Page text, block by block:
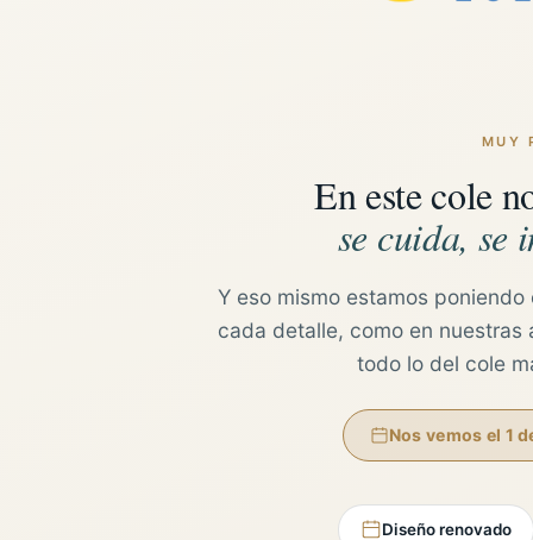
MUY
En este cole
se cuida, se
Y eso mismo estamos
cada detalle, como en nuestras
todo lo del cole
Nos vemos el 1
Diseño renovado